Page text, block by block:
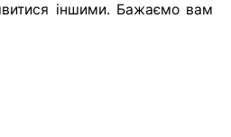
іншими. Бажаємо вам